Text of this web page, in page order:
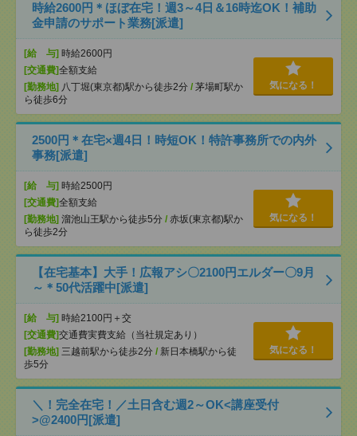
時給2600円＊ほぼ在宅！週3～4日＆16時迄OK！補助
金申請のサポート業務[派遣]
[給 与] 時給2600円
[交通費]全額支給
[勤務地] 八丁堀(東京都)駅から徒歩2分 / 茅場町駅か
ら徒歩6分
気になる！
2500円＊在宅×週4日！時短OK！特許事務所での内外
事務[派遣]
[給 与] 時給2500円
[交通費]全額支給
[勤務地] 溜池山王駅から徒歩5分 / 赤坂(東京都)駅か
ら徒歩2分
気になる！
【在宅基本】大手！広報アシ〇2100円エルダー〇9月
～＊50代活躍中[派遣]
[給 与] 時給2100円＋交
[交通費]交通費実費支給（当社規定あり）
[勤務地] 三越前駅から徒歩2分 / 新日本橋駅から徒
歩5分
気になる！
＼！完全在宅！／土日含む週2～OK<講座受付
>@2400円[派遣]